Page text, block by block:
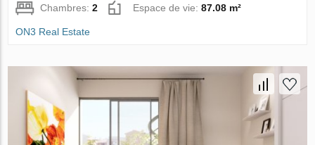
Chambres:2 Espace de vie:87.08 m²
ON3 Real Estate